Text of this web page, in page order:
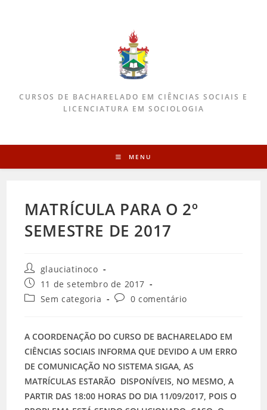
CURSOS DE BACHARELADO EM CIÊNCIAS SOCIAIS E
LICENCIATURA EM SOCIOLOGIA
MENU
MATRÍCULA PARA O 2º
SEMESTRE DE 2017
glauciatinoco
11 de setembro de 2017
Sem categoria
0 comentário
A COORDENAÇÃO DO CURSO DE BACHARELADO EM
CIÊNCIAS SOCIAIS INFORMA QUE DEVIDO A UM ERRO
DE COMUNICAÇÃO NO SISTEMA SIGAA, AS
MATRÍCULAS ESTARÃO DISPONÍVEIS, NO MESMO, A
PARTIR DAS 18:00 HORAS DO DIA 11/09/2017, POIS O